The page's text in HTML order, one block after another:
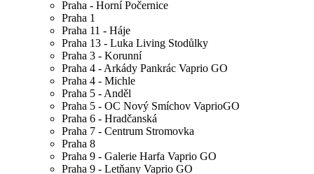
Praha - Horní Počernice
Praha 1
Praha 11 - Háje
Praha 13 - Luka Living Stodůlky
Praha 3 - Korunní
Praha 4 - Arkády Pankrác Vaprio GO
Praha 4 - Michle
Praha 5 - Anděl
Praha 5 - OC Nový Smíchov VaprioGO
Praha 6 - Hradčanská
Praha 7 - Centrum Stromovka
Praha 8
Praha 9 - Galerie Harfa Vaprio GO
Praha 9 - Letňany Vaprio GO